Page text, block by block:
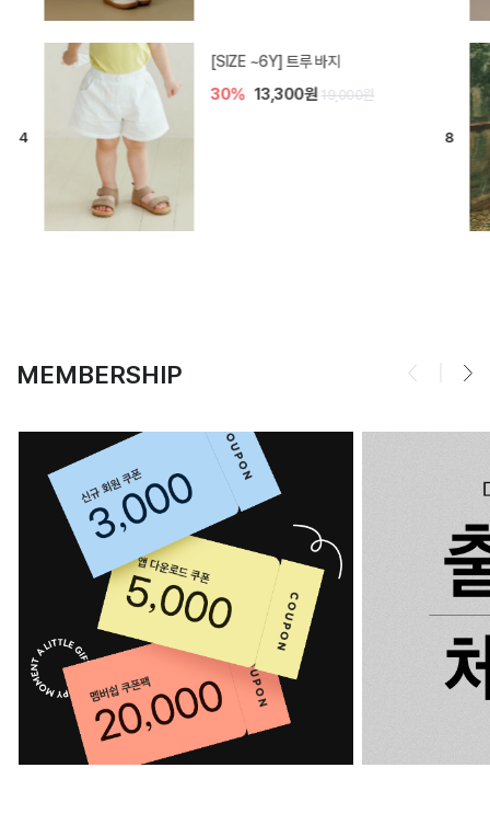
엘로디 니트 아기 바지
20% 16,000원 20,000원
MEMBERSHIP